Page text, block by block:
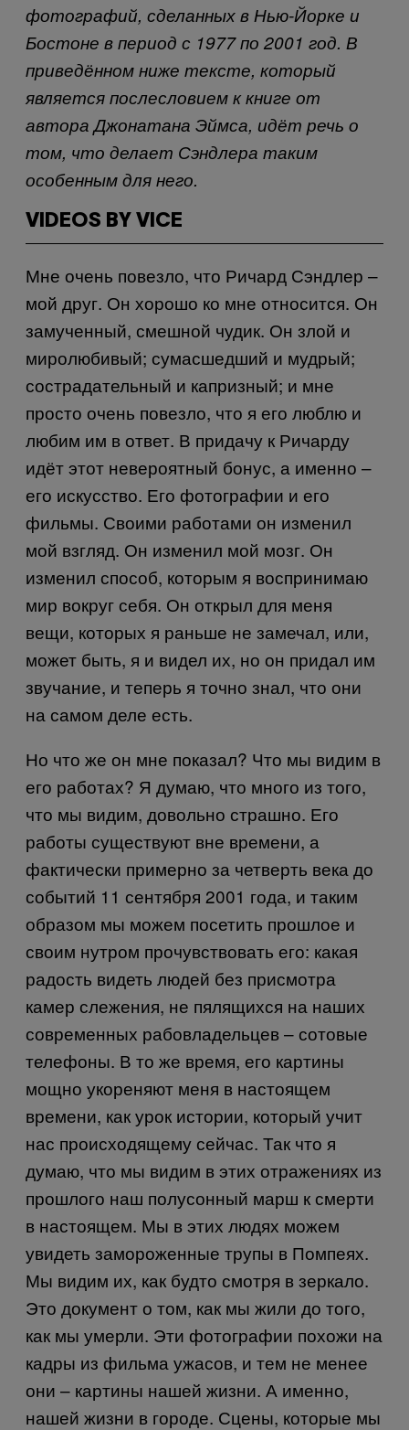
фотографий, сделанных в Нью-Йорке и
Бостоне в период с 1977 по 2001 год. В
приведённом ниже тексте, который
является послесловием к книге от
автора Джонатана Эймса, идёт речь о
том, что делает Сэндлера таким
особенным для него.
VIDEOS BY VICE
Мне очень повезло, что Ричард Сэндлер –
мой друг. Он хорошо ко мне относится. Он
замученный, смешной чудик. Он злой и
миролюбивый; сумасшедший и мудрый;
сострадательный и капризный; и мне
просто очень повезло, что я его люблю и
любим им в ответ. В придачу к Ричарду
идёт этот невероятный бонус, а именно –
его искусство. Его фотографии и его
фильмы. Своими работами он изменил
мой взгляд. Он изменил мой мозг. Он
изменил способ, которым я воспринимаю
мир вокруг себя. Он открыл для меня
вещи, которых я раньше не замечал, или,
может быть, я и видел их, но он придал им
звучание, и теперь я точно знал, что они
на самом деле есть.
Но что же он мне показал? Что мы видим в
его работах? Я думаю, что много из того,
что мы видим, довольно страшно. Его
работы существуют вне времени, а
фактически примерно за четверть века до
событий 11 сентября 2001 года, и таким
образом мы можем посетить прошлое и
своим нутром прочувствовать его: какая
радость видеть людей без присмотра
камер слежения, не пялящихся на наших
современных рабовладельцев – сотовые
телефоны. В то же время, его картины
мощно укореняют меня в настоящем
времени, как урок истории, который учит
нас происходящему сейчас. Так что я
думаю, что мы видим в этих отражениях из
прошлого наш полусонный марш к смерти
в настоящем. Мы в этих людях можем
увидеть замороженные трупы в Помпеях.
Мы видим их, как будто смотря в зеркало.
Это документ о том, как мы жили до того,
как мы умерли. Эти фотографии похожи на
кадры из фильма ужасов, и тем не менее
они – картины нашей жизни. А именно,
нашей жизни в городе. Сцены, которые мы